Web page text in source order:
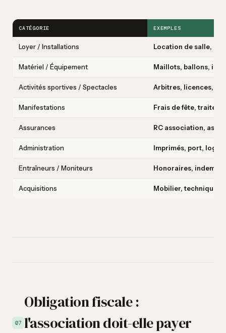
CATÉGORIE EXEMPLES
Loyer / Installations Location de salle,
Matériel / Équipement Maillots, ballons,
Activités sportives / Spectacles Arbitres, licences,
Manifestations Frais de fête,
Assurances RC association,
Administration Imprimés, port,
Entraîneurs / Moniteurs Honoraires,
Acquisitions Mobilier, technique,
07
Obligation fiscale :
l'association doit-elle payer